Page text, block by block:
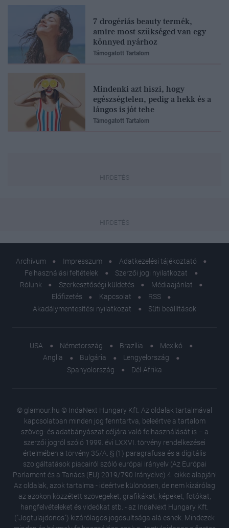
7 drogériás beauty termék,
amire most szükséged van egy
könnyed nyárhoz
Támogatott Tartalom
Mindenki azt hiszi, hogy
egészségtelen, pedig a hekk és a
lángos is jót tehe
Támogatott Tartalom
Archívum Impresszum
Adatkezelési tájékoztató
Felhasználási feltételek
Szerzői jogi nyilatkozat
Rólunk
Szerkesztőségi küldetés
Médiaajánlat
Előfizetés
Kapcsolat
RSS
Akadálymentesítési nyilatkozat
Süti beállítások
USA Németország Brazília
Mexikó
Anglia
Bulgária
Lengyelország
Spanyolország
Dél-Afrika
© glamour.hu © IndaNext Hungary Kft. Az oldalak tartalmával
kapcsolatban minden jog fenntartva, beleértve a tartalom
szöveg- és adatbányászat céljára való felhasználását is – a
szerzői jogról szóló 1999. évi LXXVI. törvény rendelkezései
értelmében a törvény 35/A. § (1) paragrafusa és a digitális
szolgáltatások piacairól szóló európai irányelv (Az Európai
Parlament és a Tanács (EU) 2019/790 Irányelve) 4. cikke alapján!
Az oldalak, azok tartalma - ideértve különösen, de nem kizárólag
az azokon közzétett szövegeket, grafikákat, képeket, fotókat,
hangfelvételeket és videókat stb. - az IndaNext Hungary Kft.
("Jogtulajdonos") kizárólagos jogosultsága alá esnek. Mindezek